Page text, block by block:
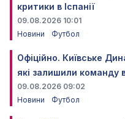
критики в Іспанії
09.08.2026 10:01
Новини
Футбол
Офіційно. Київське
які залишили команду
09.08.2026 09:02
Новини
Футбол